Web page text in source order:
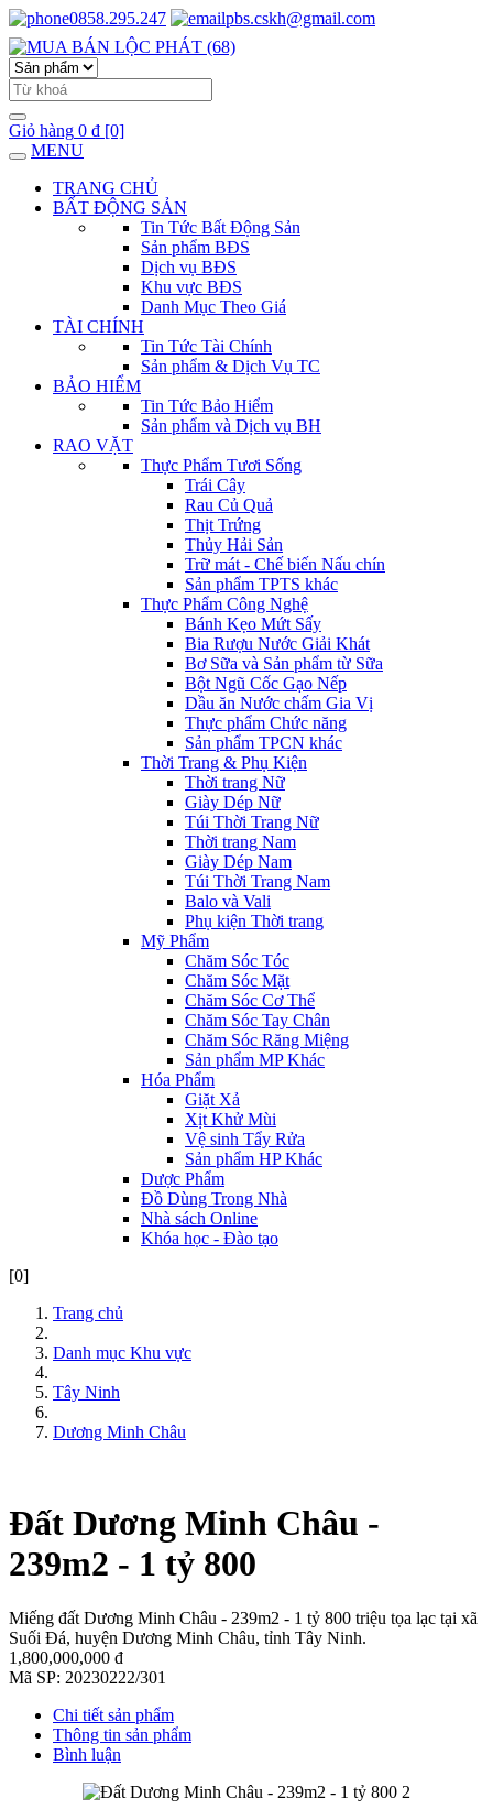
0858.295.247 pbs.cskh@gmail.com
Giỏ hàng 0 đ [0]
MENU
TRANG CHỦ
BẤT ĐỘNG SẢN
Tin Tức Bất Động Sản
Sản phẩm BĐS
Dịch vụ BĐS
Khu vực BĐS
Danh Mục Theo Giá
TÀI CHÍNH
Tin Tức Tài Chính
Sản phẩm & Dịch Vụ TC
BẢO HIỂM
Tin Tức Bảo Hiểm
Sản phẩm và Dịch vụ BH
RAO VẶT
Thực Phẩm Tươi Sống
Trái Cây
Rau Củ Quả
Thịt Trứng
Thủy Hải Sản
Trữ mát - Chế biến Nấu chín
Sản phẩm TPTS khác
Thực Phẩm Công Nghệ
Bánh Kẹo Mứt Sấy
Bia Rượu Nước Giải Khát
Bơ Sữa và Sản phẩm từ Sữa
Bột Ngũ Cốc Gạo Nếp
Dầu ăn Nước chấm Gia Vị
Thực phẩm Chức năng
Sản phẩm TPCN khác
Thời Trang & Phụ Kiện
Thời trang Nữ
Giày Dép Nữ
Túi Thời Trang Nữ
Thời trang Nam
Giày Dép Nam
Túi Thời Trang Nam
Balo và Vali
Phụ kiện Thời trang
Mỹ Phẩm
Chăm Sóc Tóc
Chăm Sóc Mặt
Chăm Sóc Cơ Thể
Chăm Sóc Tay Chân
Chăm Sóc Răng Miệng
Sản phẩm MP Khác
Hóa Phẩm
Giặt Xả
Xịt Khử Mùi
Vệ sinh Tẩy Rửa
Sản phẩm HP Khác
Dược Phẩm
Đồ Dùng Trong Nhà
Nhà sách Online
Khóa học - Đào tạo
[0]
Trang chủ
Danh mục Khu vực
Tây Ninh
Dương Minh Châu
Đất Dương Minh Châu -
239m2 - 1 tỷ 800
Miếng đất Dương Minh Châu - 239m2 - 1 tỷ 800 triệu tọa lạc tại xã
Suối Đá, huyện Dương Minh Châu, tỉnh Tây Ninh.
1,800,000,000 đ
Mã SP: 20230222/301
Chi tiết sản phẩm
Thông tin sản phẩm
Bình luận